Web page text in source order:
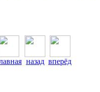
назад вперёд